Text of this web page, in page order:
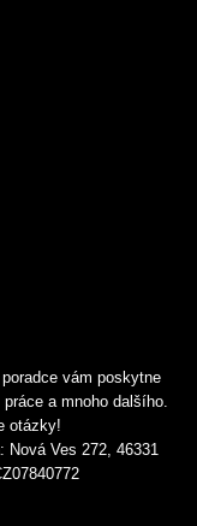
vám poskytne
a mnoho dalšího.
otázky!
Nová Ves 272, 46331